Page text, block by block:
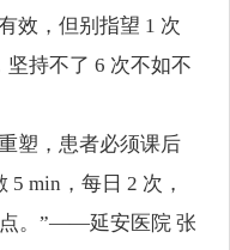
效，但别指望 1 次
坚持不了 6 次不如不
塑，患者必须课后
min，每日 2 次，
点。”——延安医院 张